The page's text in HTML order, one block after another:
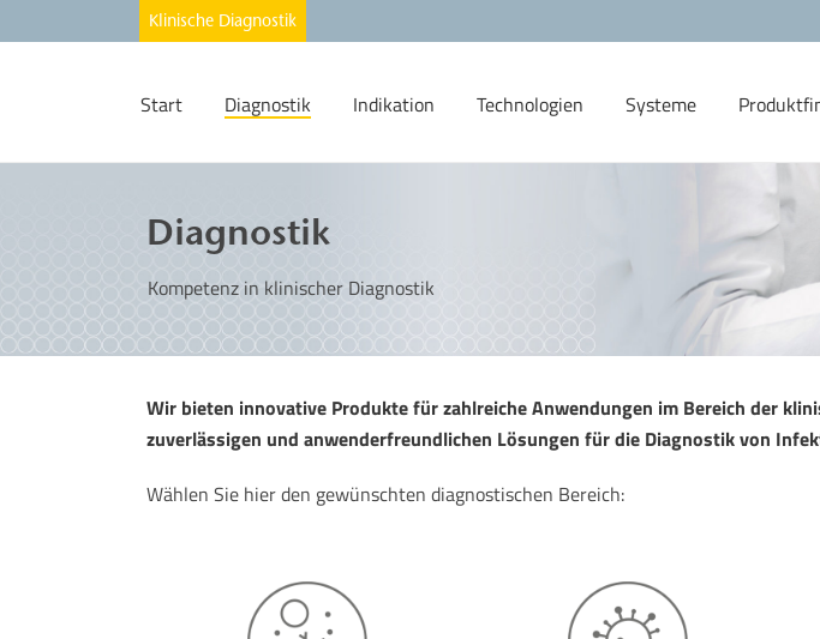
Start Diagnostik Indikation Technologien Systeme
Diagnostik
Kompetenz in klinischer Diagnostik
Wir bieten innovative Produkte für zahlreiche Anwendungen im Bereich der
zuverlässigen und anwenderfreundlichen Lösungen für die Diagnostik von
Wählen Sie hier den gewünschten diagnostischen Bereich: